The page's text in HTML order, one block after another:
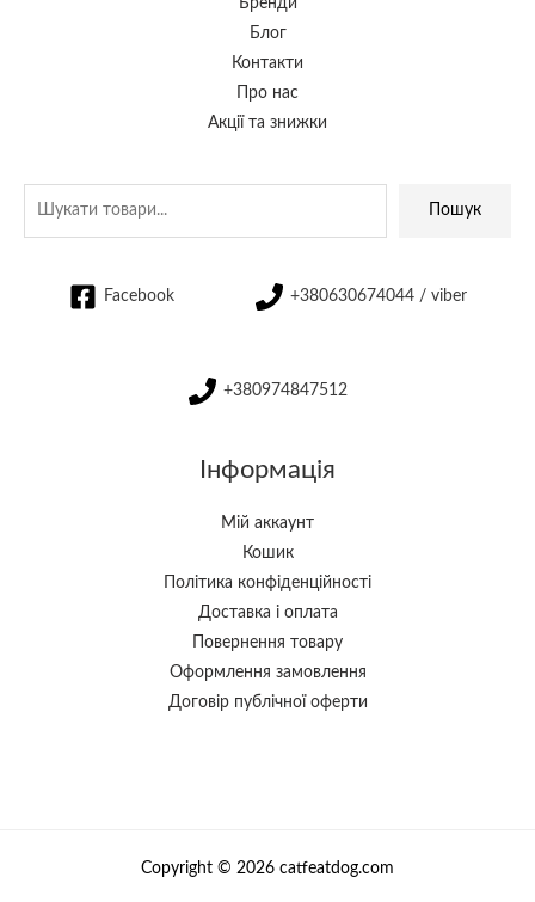
Бренди
Блог
Контакти
Про нас
Акції та знижки
Пошук
Facebook +380630674044 / viber
+380974847512
Інформація
Мій аккаунт
Кошик
Політика конфіденційності
Доставка і оплата
Повернення товару
Оформлення замовлення
Договір публічної оферти
Copyright © 2026 catfeatdog.com